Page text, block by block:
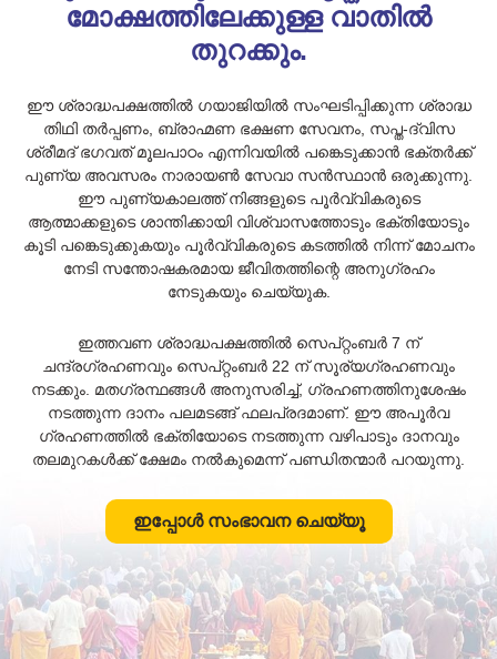
മോക്ഷത്തിലേക്കുള്ള വാതിൽ
തുറക്കും.
ഈ ശ്രാദ്ധപക്ഷത്തിൽ ഗയാജിയിൽ സംഘടിപ്പിക്കുന്ന ശ്രാദ്ധ
തിഥി തർപ്പണം, ബ്രാഹ്മണ ഭക്ഷണ സേവനം, സപ്ത-ദ്വിസ
ശ്രീമദ് ഭഗവത് മൂലപാഠം എന്നിവയിൽ പങ്കെടുക്കാൻ ഭക്തർക്ക്
പുണ്യ അവസരം നാരായൺ സേവാ സൻസ്ഥാൻ ഒരുക്കുന്നു.
ഈ പുണ്യകാലത്ത് നിങ്ങളുടെ പൂർവ്വികരുടെ
ആത്മാക്കളുടെ ശാന്തിക്കായി വിശ്വാസത്തോടും ഭക്തിയോടും
കൂടി പങ്കെടുക്കുകയും പൂർവ്വികരുടെ കടത്തിൽ നിന്ന് മോചനം
നേടി സന്തോഷകരമായ ജീവിതത്തിന്റെ അനുഗ്രഹം
നേടുകയും ചെയ്യുക.
ഇത്തവണ ശ്രാദ്ധപക്ഷത്തിൽ സെപ്റ്റംബർ 7 ന്
ചന്ദ്രഗ്രഹണവും സെപ്റ്റംബർ 22 ന് സൂര്യഗ്രഹണവും
നടക്കും. മതഗ്രന്ഥങ്ങൾ അനുസരിച്ച്, ഗ്രഹണത്തിനുശേഷം
നടത്തുന്ന ദാനം പലമടങ്ങ് ഫലപ്രദമാണ്. ഈ അപൂർവ
ഗ്രഹണത്തിൽ ഭക്തിയോടെ നടത്തുന്ന വഴിപാടും ദാനവും
തലമുറകൾക്ക് ക്ഷേമം നൽകുമെന്ന് പണ്ഡിതന്മാർ പറയുന്നു.
ഇപ്പോൾ സംഭാവന ചെയ്യൂ